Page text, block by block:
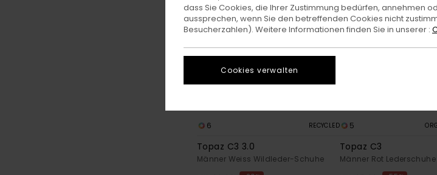
6 RECYCLED
Topaz C3 3.0
Männer Weiss Wildleder-Schuhe
5
Topaz C3
Männer Rot Lederschuhe
dass Sie Cookies, die Ihrer Zustimmung bedürfen, annehmen
aussprechen, wenn Sie den betreffenden Cookies nicht
Besucherzahlen). Weitere Informationen finden Sie in unserer :
Cookies verwalten